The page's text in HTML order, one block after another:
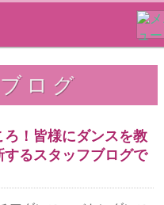
ログ
ろ！皆様にダンスを教
るスタッフブログで